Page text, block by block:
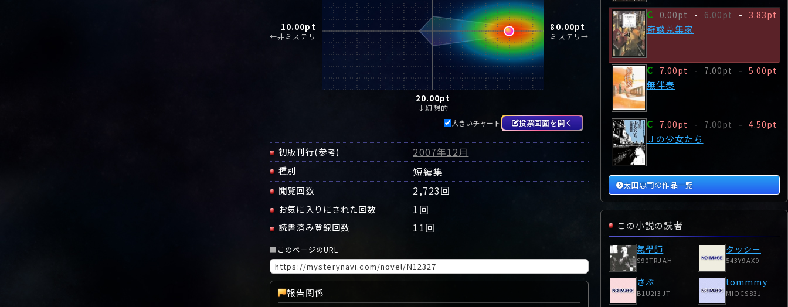
10.00pt
←非ミステリ
80.00pt
ミステリ→
20.00pt
↓幻想的
大きいチャート
投票画面を開く
初版刊行(参考) 2007年12月
種別 短編集
閲覧回数 2,723回
お気に入りにされた回数 1 回
読書済み登録回数 11回
■ このページのURL
報告関係
C 0.00pt - 6.00pt - 3.83pt
奇談蒐集家
C 7.00pt - 7.00pt - 5.00pt
無伴奏
C 7.00pt - 7.00pt - 4.50pt
Ｊの少女たち
太田忠司の作品一覧
この小説の読者
氣學師
S90TRJAH
タッシー
543Y9AX9
さぶ
B1U2I3JT
tommmy
MIOCS83J